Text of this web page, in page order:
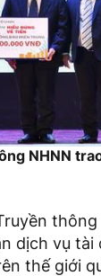
NHNN
dịch vụ
thế giới